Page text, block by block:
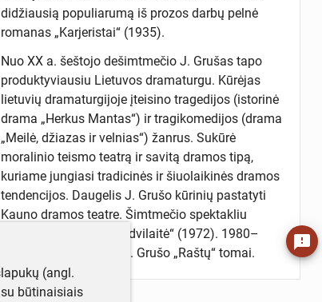
didžiausią populiarumą iš prozos darbų pelnė
romanas „Karjeristai“ (1935).
Nuo XX a. šeštojo dešimtmečio J. Grušas tapo
produktyviausiu Lietuvos dramaturgu. Kūrėjas
lietuvių dramaturgijoje įteisino tragedijos (istorinė
drama „Herkus Mantas“) ir tragikomedijos (drama
„Meilė, džiazas ir velnias“) žanrus. Sukūrė
moralinio teismo teatrą ir savitą dramos tipą,
kuriame jungiasi tradicinės ir šiuolaikinės dramos
tendencijos. Daugelis J. Grušo kūrinių pastatyti
Kauno dramos teatre. Šimtmečio spektakliu
pripažinta „Barbora Radvilaitė“ (1972). 1980–
1981 m. išleisti penki J. Grušo „Raštų“ tomai.
feedback
(angl.
būtinaisiais